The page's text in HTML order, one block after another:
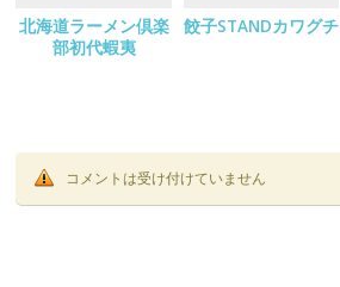
北海道ラーメン倶楽
部初代蝦夷
餃子STANDカワグチ
コメントは受け付けていません